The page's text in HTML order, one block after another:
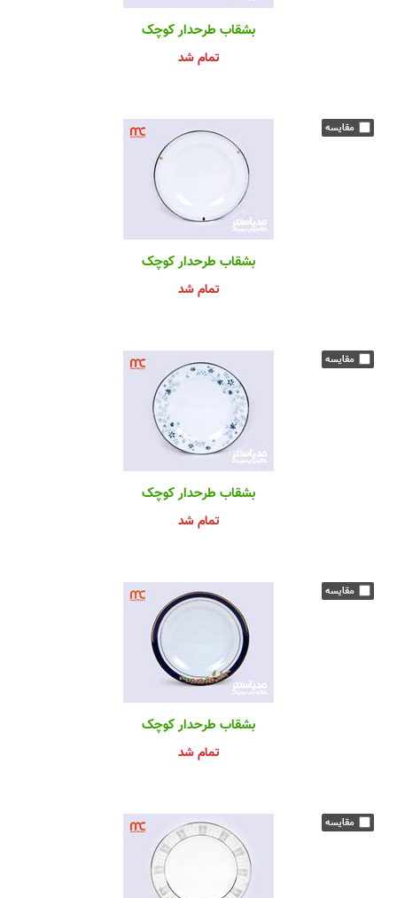
بشقاب طرحدار کوچک
تمام شد
بشقاب طرحدار کوچک
تمام شد
بشقاب طرحدار کوچک
تمام شد
بشقاب طرحدار کوچک
تمام شد